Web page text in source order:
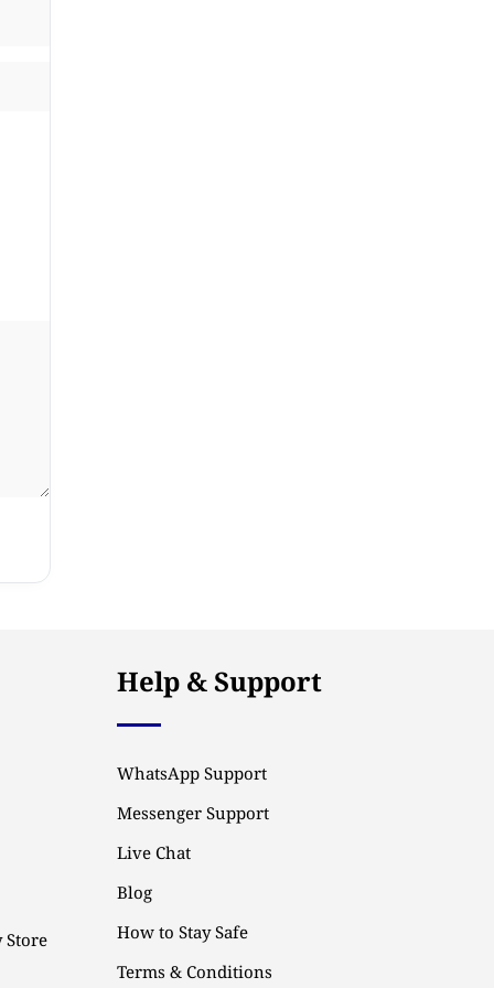
Help & Support
WhatsApp Support
Messenger Support
Live Chat
Blog
How to Stay Safe
Terms & Conditions